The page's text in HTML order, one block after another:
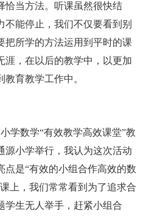
恰当方法。听课虽然很快结
能停止，我们不仅要看到别
把所学的方法运用到平时的课
涯，在以后的教学中，以更加
育教学工作中。
学数学“有效教学高效课堂”教
源小学举行，我认为这次活动
点是“有效的小组合作高效的数
上，我们常常看到为了追求合
学生无人举手，赶紧小组合